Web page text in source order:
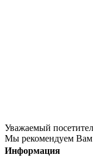
Уважаемый
Мы рекомендуем Вам
Информация